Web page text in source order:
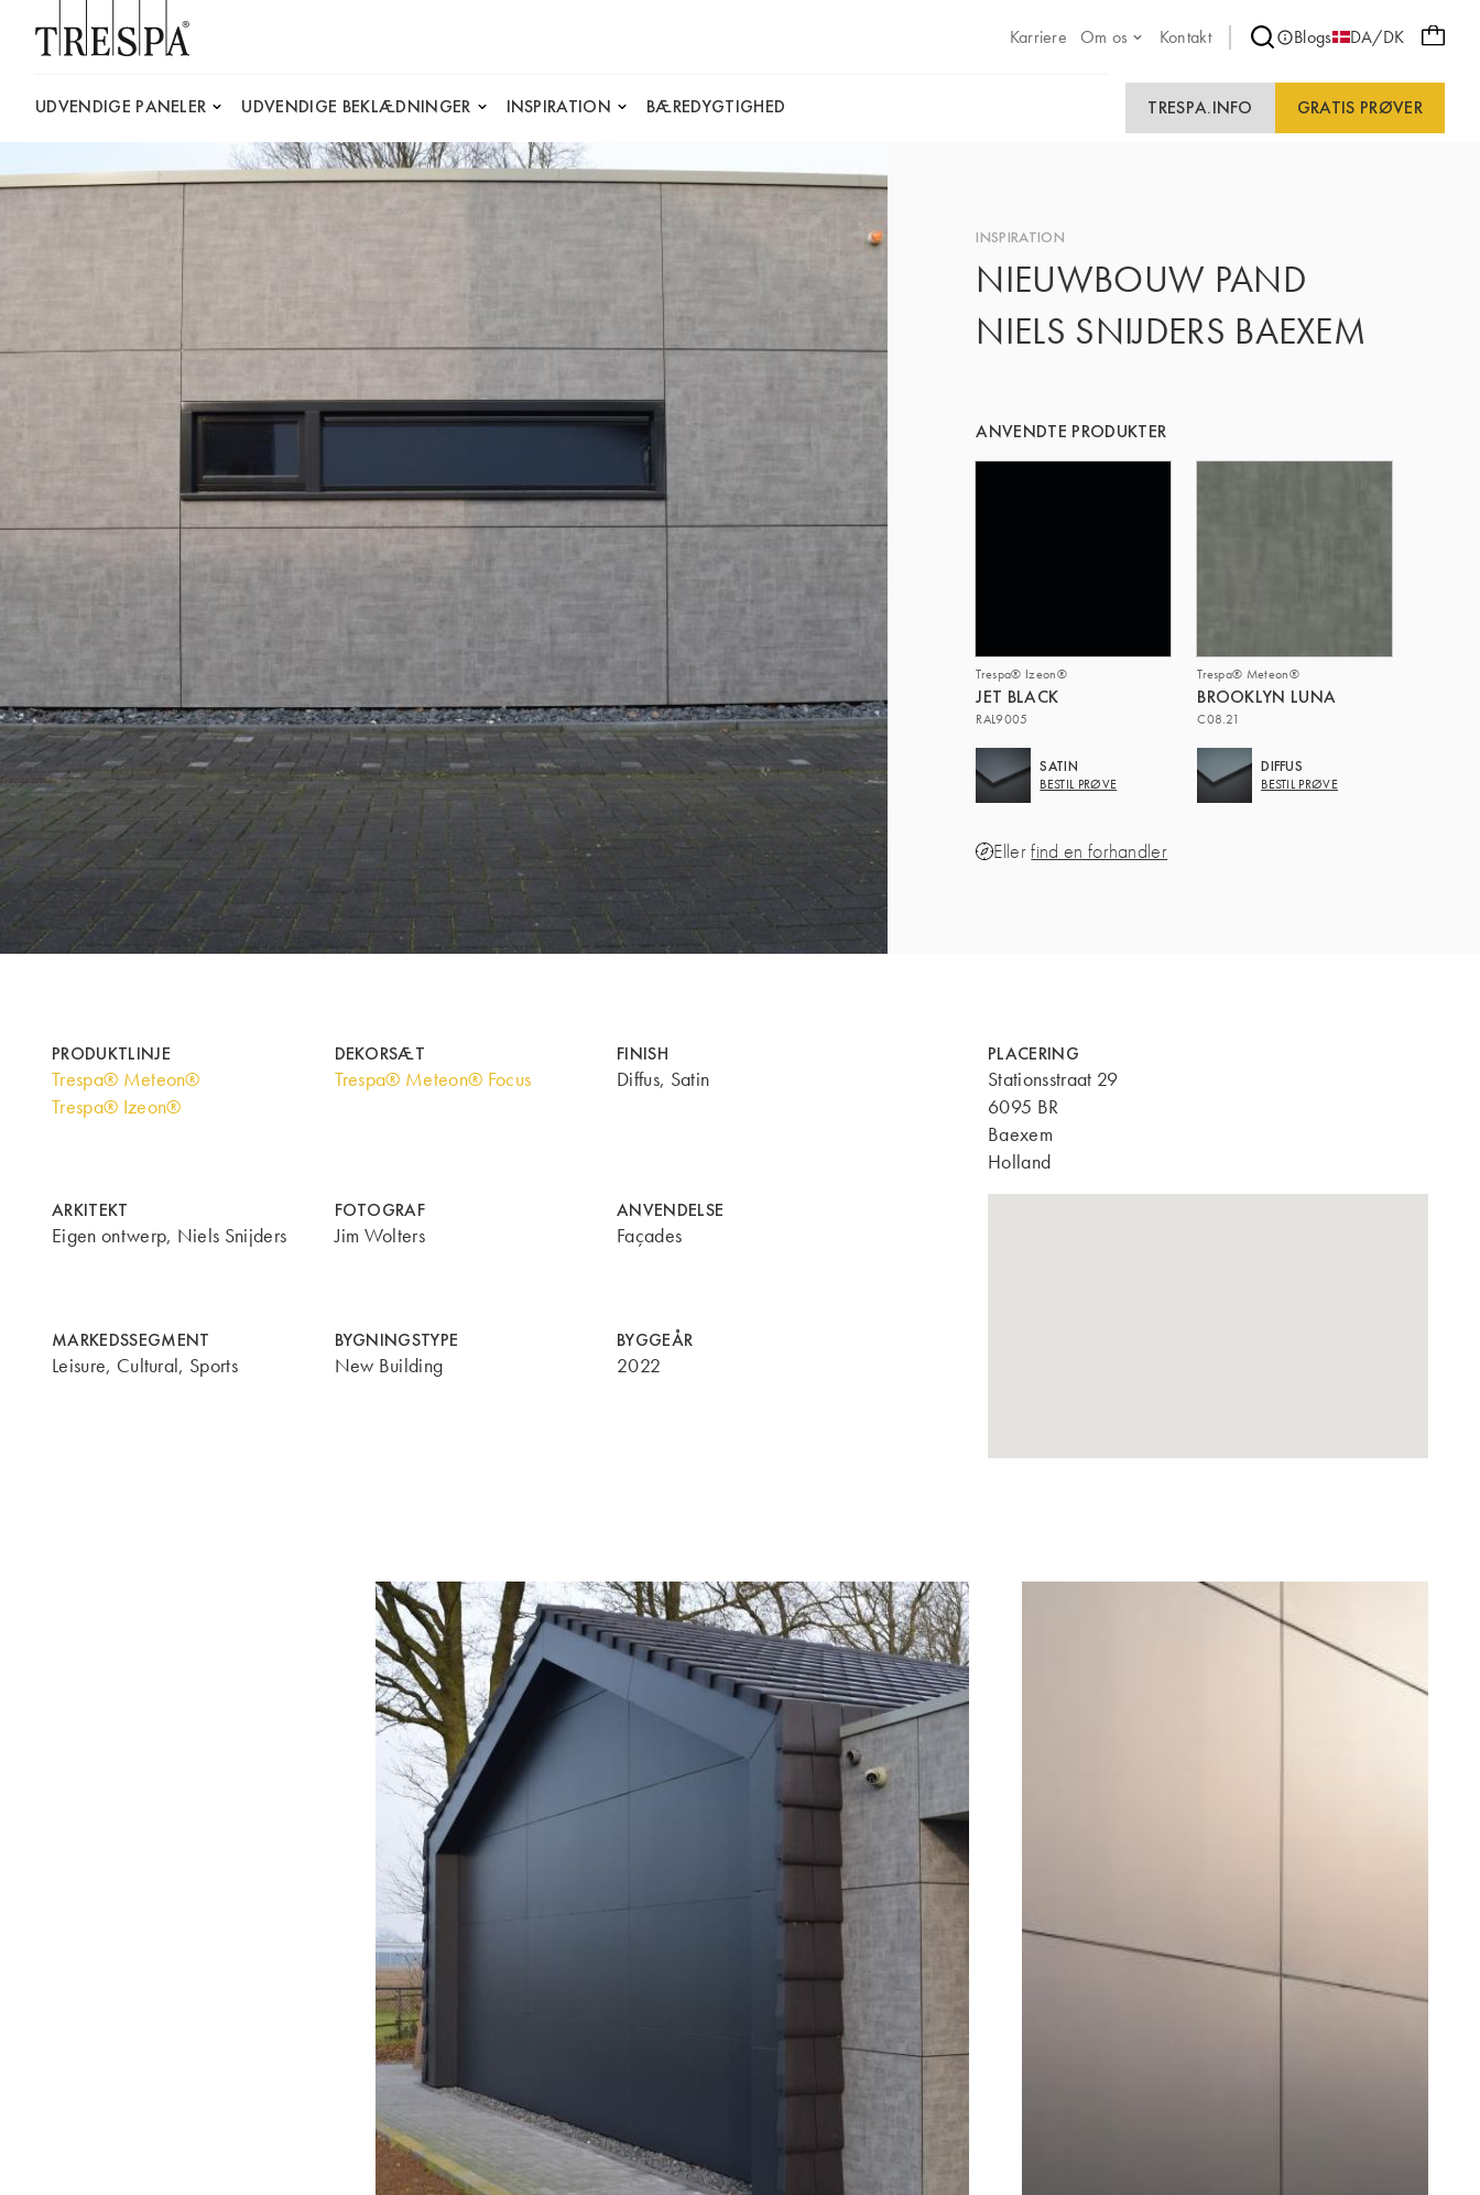
Karriere
Om os Kontakt Blogs DA/DK
UDVENDIGE PANELER UDVENDIGE BEKLÆDNINGER INSPIRATION BÆREDYGTIGHED TRESPA.INFO GRATIS PRØVER
INSPIRATION
NIEUWBOUW PAND
NIELS SNIJDERS BAEXEM
ANVENDTE PRODUKTER
Trespa® Izeon®
JET BLACK
RAL9005
SATIN
BESTIL PRØVE
Trespa® Meteon®
BROOKLYN LUNA
C08.21
DIFFUS
BESTIL PRØVE
Ellerfind en forhandler
PRODUKTLINJE
Trespa® Meteon®
Trespa® Izeon®
DEKORSÆT
Trespa® Meteon® Focus
FINISH
Diffus, Satin
ARKITEKT
Eigen ontwerp, Niels Snijders
FOTOGRAF
Jim Wolters
ANVENDELSE
Façades
MARKEDSSEGMENT
Leisure, Cultural, Sports
BYGNINGSTYPE
New Building
BYGGEÅR
2022
PLACERING
Stationsstraat 29
6095 BR
Baexem
Holland